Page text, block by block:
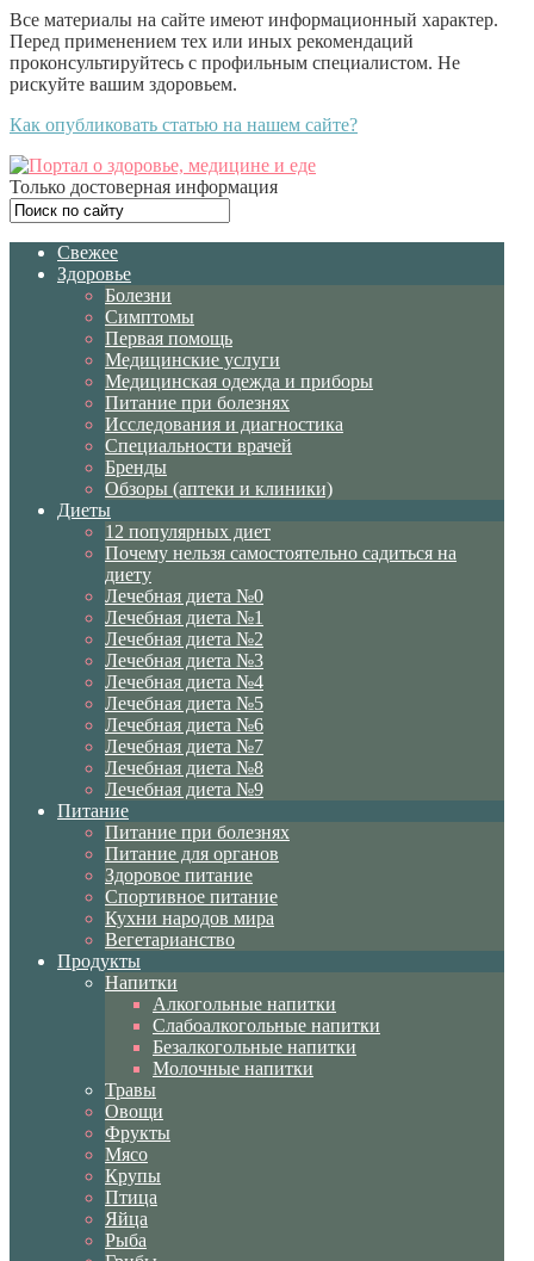
Все материалы на сайте имеют информационный характер.
Перед применением тех или иных рекомендаций
проконсультируйтесь с профильным специалистом. Не
рискуйте вашим здоровьем.
Как опубликовать статью на нашем сайте?
Только достоверная информация
Свежее
Здоровье
Болезни
Симптомы
Первая помощь
Медицинские услуги
Медицинская одежда и приборы
Питание при болезнях
Исследования и диагностика
Специальности врачей
Бренды
Обзоры (аптеки и клиники)
Диеты
12 популярных диет
Почему нельзя самостоятельно садиться на
диету
Лечебная диета №0
Лечебная диета №1
Лечебная диета №2
Лечебная диета №3
Лечебная диета №4
Лечебная диета №5
Лечебная диета №6
Лечебная диета №7
Лечебная диета №8
Лечебная диета №9
Питание
Питание при болезнях
Питание для органов
Здоровое питание
Спортивное питание
Кухни народов мира
Вегетарианство
Продукты
Напитки
Алкогольные напитки
Слабоалкогольные напитки
Безалкогольные напитки
Молочные напитки
Травы
Овощи
Фрукты
Мясо
Крупы
Птица
Яйца
Рыба